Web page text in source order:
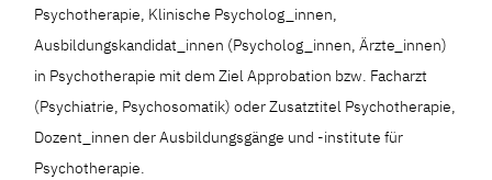
Psychotherapie, Klinische Psycholog_innen,
Ausbildungskandidat_innen (Psycholog_innen, Ärzte_innen)
in Psychotherapie mit dem Ziel Approbation bzw. Facharzt
(Psychiatrie, Psychosomatik) oder Zusatztitel Psychotherapie,
Dozent_innen der Ausbildungsgänge und -institute für
Psychotherapie.